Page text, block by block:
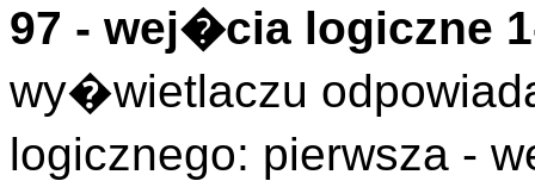
97 - wej�cia logiczne
wy�wietlaczu
logicznego: pierwsza -